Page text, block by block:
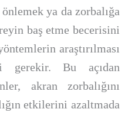
ya da zorbalığa
baş etme becerisini
araştırılması
gerekir. Bu açıdan
akran zorbalığını
etkilerini azaltmada